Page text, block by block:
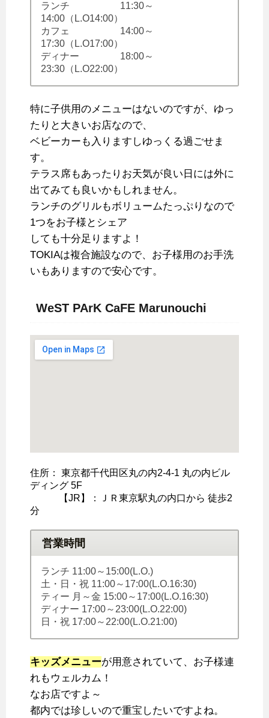
ランチ 11:30～
14:00（L.O14:00）
カフェ 14:00～
17:30（L.O17:00）
ディナー 18:00～
23:30（L.O22:00）
特に子供用のメニューはないのですが、ゆっ
たりと大きいお店なので、
ベビーカーも入りますしゆっくる過ごせま
す。
テラス席もあったりお天気が良い日には外に
出てみても良いかもしれません。
ランチのグリルもボリュームたっぷりなので
1つをお子様とシェア
しても十分足りますよ！
TOKIAは複合施設なので、お子様用のお手洗
いもありますので安心です。
WeST PArK CaFE Marunouchi
住所： 東京都千代田区丸の内2-4-1 丸の内ビル
ディング 5F
【JR】：ＪＲ東京駅丸の内口から 徒歩2
分
営業時間
ランチ 11:00～15:00(L.O.)
土・日・祝 11:00～17:00(L.O.16:30)
ティー 月～金 15:00～17:00(L.O.16:30)
ディナー 17:00～23:00(L.O.22:00)
日・祝 17:00～22:00(L.O.21:00)
キッズメニューが用意されていて、お子様連
れもウェルカム！
なお店ですよ～
都内では珍しいので重宝したいですよね。